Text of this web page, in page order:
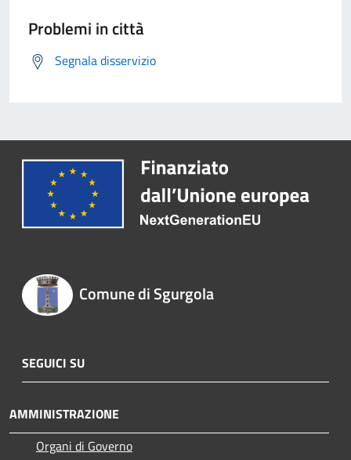
Problemi in città
Segnala disservizio
Comune di Sgurgola
SEGUICI SU
AMMINISTRAZIONE
Organi di Governo